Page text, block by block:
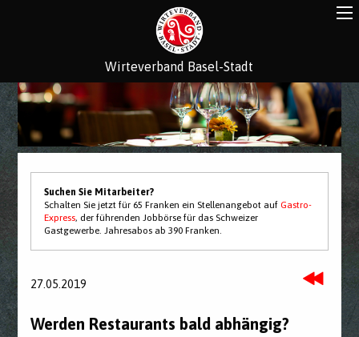
Wirteverband Basel-Stadt
Suchen Sie Mitarbeiter?
Schalten Sie jetzt für 65 Franken ein Stellenangebot aufGastro-
Express, der führenden Jobbörse für das Schweizer
Gastgewerbe. Jahresabos ab 390 Franken.
27.05.2019
Werden Restaurants bald abhängig?